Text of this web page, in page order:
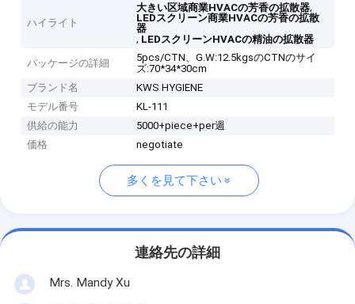
ハイライト
大きい区域商業HVACの芳香の拡散器,
LEDスクリーン商業HVACの芳香の拡散
器
, LEDスクリーンHVACの精油の拡散器
パッケージの詳細
5pcs/CTN、G.W:12.5kgsのCTNのサイ
ズ:70*34*30cm
ブランド名
KWS HYGIENE
モデル番号
KL-111
供給の能力
5000+piece+per週
価格
negotiate
多くを見て下さい
連絡先の詳細
Mrs. Mandy Xu